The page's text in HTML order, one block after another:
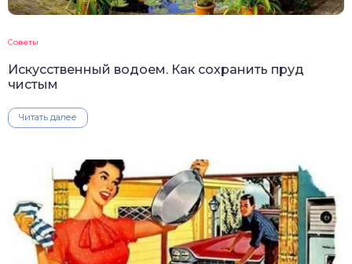
Советы
Искусственный водоем. Как сохранить пруд
чистым
Читать далее